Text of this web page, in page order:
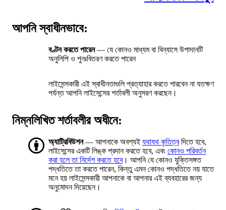
আপনি স্বাধীনভাবে:
বণ্টন করতে পারেন— যে কোনও মাধ্যম বা বিন্যাসে উপাদানটি
অনুলিপি ও পুনঃবিতরণ করতে পারেন
লাইসেন্সকারী এই স্বাধীনতাগুলি প্রত্যাহার করতে পারবেন না যতক্ষণ
পর্যন্ত আপনি লাইসেন্সের শর্তাবলী অনুসরণ করছেন।
নিম্নলিখিত শর্তাবলীর অধীনে:
অ্যাট্রিবিউশন— আপনাকে অবশ্যই যথাযথ কৃতিত্বদিতে হবে,
লাইসেন্সের একটি লিঙ্ক প্রদান করতে হবে, এবং কোনও পরিবর্তন
করা হলে তা নির্দেশ করতে হবে। আপনি যে কোনও যুক্তিসঙ্গত
পদ্ধতিতে তা করতে পারেন, কিন্তু এমন কোনও পদ্ধতিতে নয় যাতে
মনে হয় লাইসেন্সকারী আপনাকে বা আপনার এই ব্যবহারের জন্য
অনুমোদন দিয়েছেন।